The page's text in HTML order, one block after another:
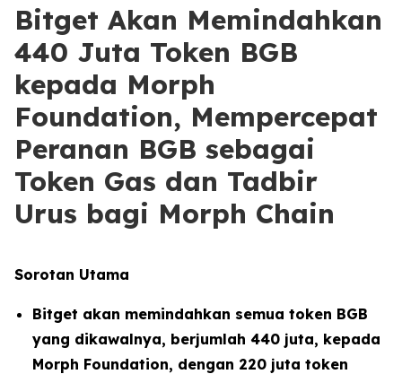
Bitget Akan Memindahkan
440 Juta Token BGB
kepada Morph
Foundation, Mempercepat
Peranan BGB sebagai
Token Gas dan Tadbir
Urus bagi Morph Chain
Sorotan Utama
Bitget akan memindahkan semua token BGB
yang dikawalnya, berjumlah 440 juta, kepada
Morph Foundation, dengan 220 juta token